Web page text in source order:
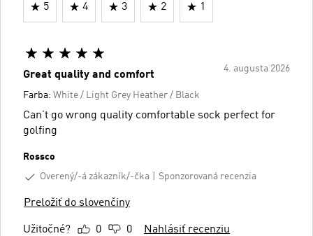
5 4 3 2 1
4. augusta 2026
Great quality and comfort
Farba: White / Light Grey Heather / Black
Can’t go wrong quality comfortable sock perfect for
golfing
Rossco
Overený/-á zákazník/-čka
Sponzorovaná recenzia
Preložiť do slovenčiny
Užitočné? 0 0 Nahlásiť recenziu